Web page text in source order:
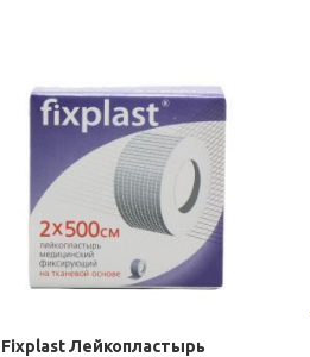
Fixplast Лейкопластырь